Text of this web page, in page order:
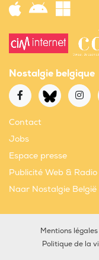
Nostalgie belgique
Contact
Jobs
Espace presse
Publicité Web & Radio
Naar Nostalgie België
Mentions légales
Politique de la